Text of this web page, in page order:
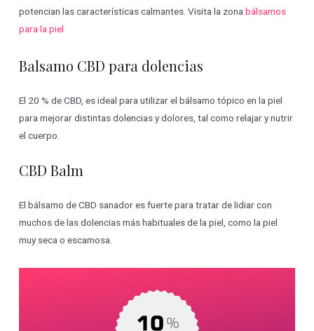
potencian las características calmantes. Visita la zonabálsamos
para la piel
Balsamo CBD para dolencias
El 20 % de CBD, es ideal para utilizar el bálsamo tópico en la piel
para mejorar distintas dolencias y dolores, tal como relajar y nutrir
el cuerpo.
CBD Balm
El bálsamo de CBD sanador es fuerte para tratar de lidiar con
muchos de las dolencias más habituales de la piel, como la piel
muy seca o escamosa.